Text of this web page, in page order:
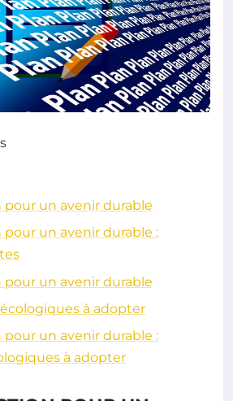
pour un avenir durable
pour un avenir durable :
pour un avenir durable
à adopter
pour un avenir durable :
à adopter